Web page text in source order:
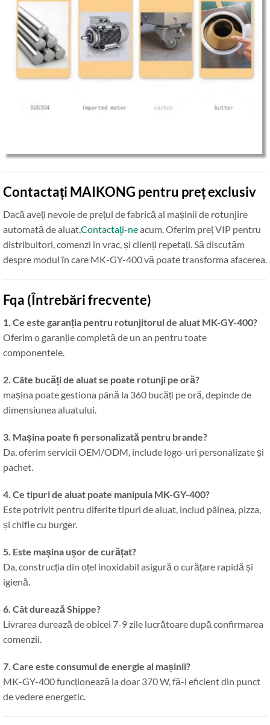
Contactați MAIKONG pentru preț exclusiv
Dacă aveți nevoie de prețul de fabrică al mașinii de rotunjire
automată de aluat,Contactaţi-neacum. Oferim preț VIP pentru
distribuitori, comenzi în vrac, și clienți repetați. Să discutăm
despre modul în care MK-GY-400 vă poate transforma afacerea.
Fqa (Întrebări frecvente)
1. Ce este garanția pentru rotunjitorul de aluat MK-GY-400?
Oferim o garanție completă de un an pentru toate
componentele.
2. Câte bucăți de aluat se poate rotunji pe oră?
mașina poate gestiona până la 360 bucăți pe oră, depinde de
dimensiunea aluatului.
3. Mașina poate fi personalizată pentru brande?
Da, oferim servicii OEM/ODM, include logo-uri personalizate și
pachet.
4. Ce tipuri de aluat poate manipula MK-GY-400?
Este potrivit pentru diferite tipuri de aluat, includ pâinea, pizza,
și chifle cu burger.
5. Este mașina ușor de curățat?
Da, construcția din oțel inoxidabil asigură o curățare rapidă și
igienă.
6. Cât durează Shippe?
Livrarea durează de obicei 7-9 zile lucrătoare după confirmarea
comenzii.
7. Care este consumul de energie al mașinii?
MK-GY-400 funcționează la doar 370 W, fă-l eficient din punct
de vedere energetic.